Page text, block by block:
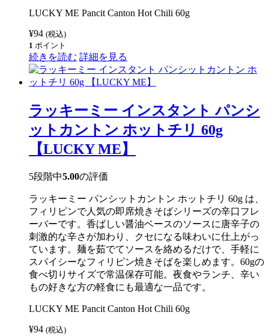
ー
(6
袋
入
り
パ
ッ
ク)
ME】
個
LUCKY ME Pancit Canton Hot Chili 60g
¥94 (税込)
1 ポイント
続きを読む 詳細を見る
ラッキーミー インスタント パンシ
ットカントン ホットチリ 60g
【LUCKY ME】
5段階中5.00の評価
ラッキーミー パンシットカントン ホットチリ 60g は、
フィリピンで人気の即席焼きそばシリーズの辛口フレ
ーバーです。香ばしい醤油ベースのソースに唐辛子の
刺激的な辛さが加わり、クセになる味わいに仕上がっ
ています。麺を茹でてソースを絡めるだけで、手軽に
スパイシーなフィリピン焼きそばを楽しめます。60gの
食べ切りサイズで常温保存可能。夜食やランチ、辛い
もの好きな方の軽食にも最適な一品です。
LUCKY ME Pancit Canton Hot Chili 60g
¥94 (税込)